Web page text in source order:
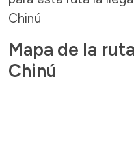
Chinú
Mapa de la
Chinú